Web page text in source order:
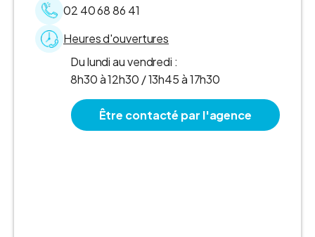
02 40 68 86 41
Heures d'ouvertures
Du lundi au vendredi :
8h30 à 12h30 / 13h45 à 17h30
Être contacté par l'agence